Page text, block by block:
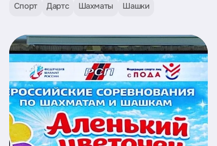
Спорт Дартс Шахматы Шашки